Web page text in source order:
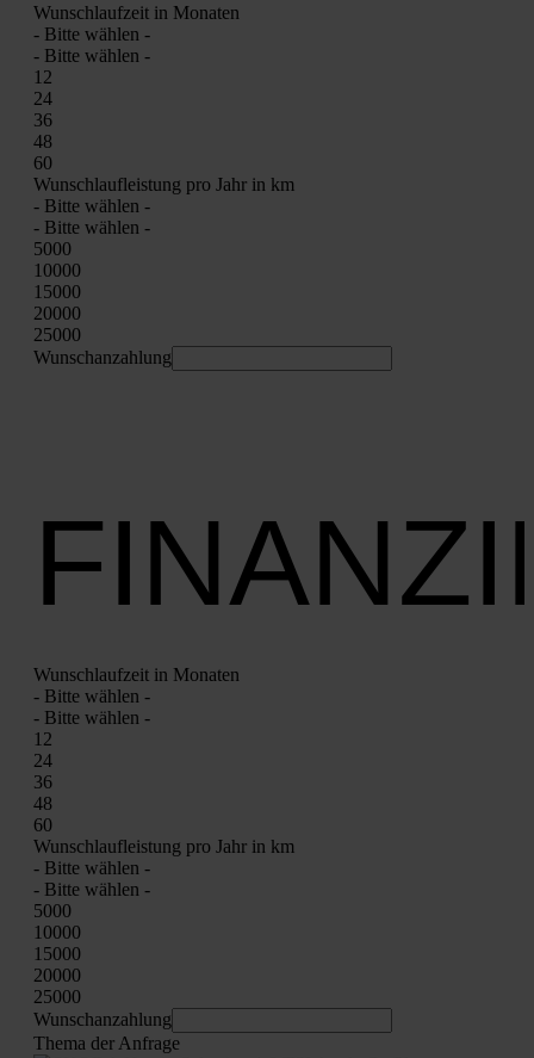
Wunsch­lauf­zeit in Mona­ten
- Bit­te wäh­len -
- Bit­te wäh­len -
12
24
36
48
60
Wunsch­lauf­leis­tung pro Jahr in km
- Bit­te wäh­len -
- Bit­te wäh­len -
5000
10000
15000
20000
25000
Wunschan­zah­lung
Wunsch­lauf­zeit in Mona­ten
- Bit­te wäh­len -
- Bit­te wäh­len -
12
24
36
48
60
Wunsch­lauf­leis­tung pro Jahr in km
- Bit­te wäh­len -
- Bit­te wäh­len -
5000
10000
15000
20000
25000
Wunschan­zah­lung
The­ma der Anfra­ge